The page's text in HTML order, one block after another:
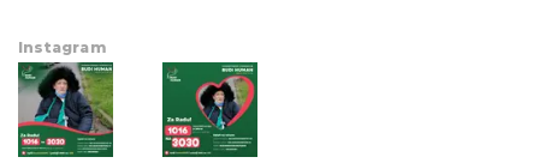
Instagram